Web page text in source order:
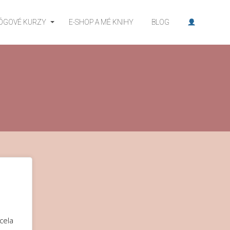
KURZY E-SHOP A MÉ KNIHY BLOG